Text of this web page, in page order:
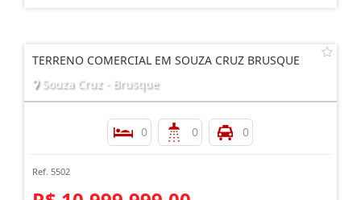
TERRENO COMERCIAL EM SOUZA CRUZ BRUSQUE
Souza Cruz - Brusque
0 0 0
Ref. 5502